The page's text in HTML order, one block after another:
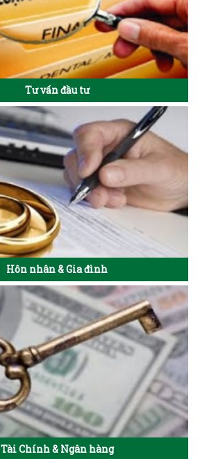
Tư vấn đầu tư
Hôn nhân & Gia đình
Tài Chính & Ngân hàng